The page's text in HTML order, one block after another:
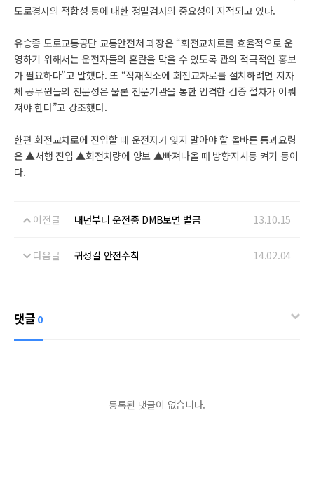
도로경사의 적합성 등에 대한 정밀검사의 중요성이 지적되고 있다.
유승종 도로교통공단 교통안전처 과장은 “회전교차로를 효율적으로 운
영하기 위해서는 운전자들의 혼란을 막을 수 있도록 관의 적극적인 홍보
가 필요하다”고 말했다. 또 “적재적소에 회전교차로를 설치하려면 지자
체 공무원들의 전문성은 물론 전문기관을 통한 엄격한 검증 절차가 이뤄
져야 한다”고 강조했다.
한편 회전교차로에 진입할 때 운전자가 잊지 말아야 할 올바른 통과요령
은 ▲서행 진입 ▲회전차량에 양보 ▲빠져나올 때 방향지시등 켜기 등이
다.
이전글 내년부터 운전중 DMB보면 벌금 13.10.15
다음글 귀성길 안전수칙 14.02.04
댓글 0
등록된 댓글이 없습니다.